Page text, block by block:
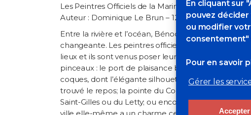
En cliquant sur
pouvez
ou modifier
consentement"
Pour en savoir
Gérer les
Accepter
Les Peintres Officiels de la Marine en escale à
Auteur : Dominique Le Brun – 120 pages – 28,50 €
Entre la rivière et l’océan, Bénodet est un site
changeante. Les peintres officiels de la Marine ne
lieux et ils sont venus poser leur chevalet sur le
pinceaux : le port de plaisance bien à l’abri au
coques, dont l’élégante silhouette de Pen Duick;
trouvé le repos; la pointe du Coq et son phare, les
Saint-Gilles ou du Letty; ou encore la Mer Blanche,